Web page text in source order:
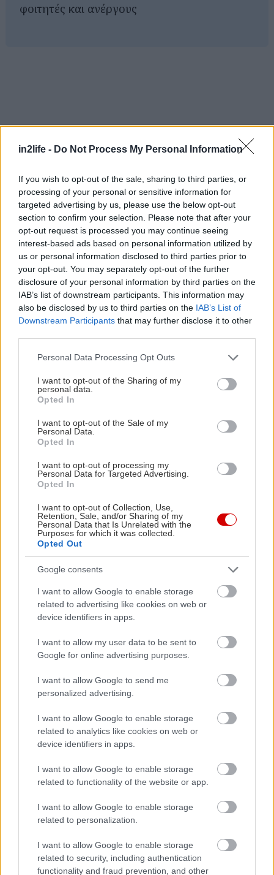
in2life - Do Not Process My Personal Information
If you wish to opt-out of the sale, sharing to third parties, or
processing of your personal or sensitive information for
targeted advertising by us, please use the below opt-out
section to confirm your selection. Please note that after your
opt-out request is processed you may continue seeing
interest-based ads based on personal information utilized by
us or personal information disclosed to third parties prior to
your opt-out. You may separately opt-out of the further
disclosure of your personal information by third parties on the
IAB’s list of downstream participants. This information may
also be disclosed by us to third parties on the IAB’s List of
Downstream Participants that may further disclose it to other
Please note that this website/app uses one or more Google
not limited to your visit or usage behaviour. You may click to
grant or deny consent to Google and its third-party tags to
use your data for below specified purposes in below Google
consent section.
Personal Data Processing Opt Outs
I want to opt-out of the Sharing of my
personal data.
Opted In
I want to opt-out of the Sale of my
Personal Data.
Opted In
I want to opt-out of processing my
Personal Data for Targeted Advertising.
Opted In
I want to opt-out of Collection, Use,
Retention, Sale, and/or Sharing of my
Personal Data that Is Unrelated with the
Purposes for which it was collected.
Opted Out
Google consents
I want to allow Google to enable storage
related to advertising like cookies on web or
device identifiers in apps.
I want to allow my user data to be sent to
Google for online advertising purposes.
I want to allow Google to send me
personalized advertising.
I want to allow Google to enable storage
related to analytics like cookies on web or
device identifiers in apps.
I want to allow Google to enable storage
related to functionality of the website or app.
I want to allow Google to enable storage
related to personalization.
I want to allow Google to enable storage
related to security, including authentication
functionality and fraud prevention, and other
φοιτητές και ανέργους
in2life team
Γεννήθηκε τον Νοέμβριο του 2005, βρήκε τον δρόμο της
(μαζί με την έμπνευση) στα στενά της Αθήνας, κι από τότε
μέχρι σήμερα δεν έχει σταματήσει να μεγαλώνει.
Αμετανόητα περίεργη, θα πάει με την ίδια ευκολία σε
συνοικιακά κουτούκια και σε τρέντι μπαρ, και θα σου μιλήσει
ημέρας, τα θέατρα της πόλης, τις παλαβομάρες του ίντερνετ
και τις τελευταίες τάσεις σε διατροφή και άσκηση. Υπόσχεται